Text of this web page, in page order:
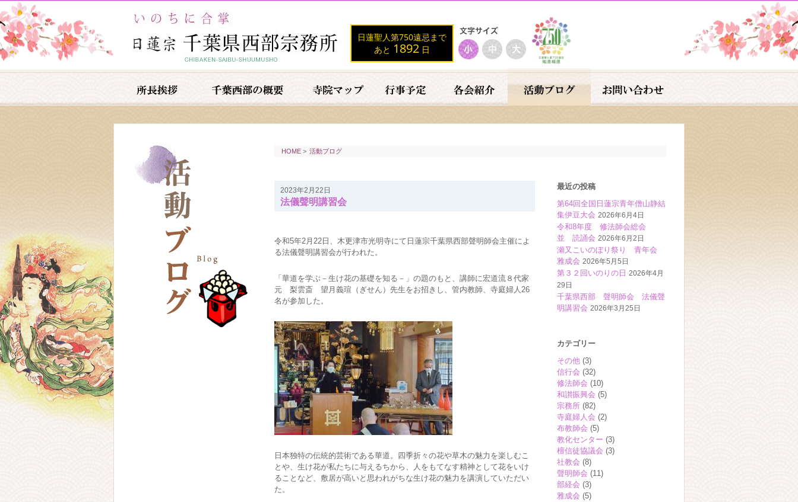
日蓮聖人第750遠忌まで
あと 1892 日
HOME > 活動ブログ
最近の投稿
第64回全国日蓮宗青年僧山静結
集伊豆大会 2026年6月4日
令和8年度 修法師会総会
並 読誦会 2026年6月2日
瀬又こいのぼり祭り 青年会
雅成会 2026年5月5日
第３２回いのりの日 2026年4月
29日
千葉県西部 聲明師会 法儀聲
明講習会 2026年3月25日
カテゴリー
その他 (3)
信行会 (32)
修法師会 (10)
和讃振興会 (5)
宗務所 (82)
寺庭婦人会 (2)
布教師会 (5)
教化センター (3)
檀信徒協議会 (3)
社教会 (8)
聲明師会 (11)
部経会 (3)
雅成会 (5)
2023年2月22日
法儀聲明講習会
令和5年2月22日、木更津市光明寺にて日蓮宗千葉県西部聲明師会主催によ
る法儀聲明講習会が行われた。
「華道を学ぶ－生け花の基礎を知る－」の題のもと、講師に宏道流８代家
元 梨雲斎 望月義瑄（ぎせん）先生をお招きし、管内教師、寺庭婦人26
名が参加した。
日本独特の伝統的芸術である華道。四季折々の花や草木の魅力を楽しむこ
とや、生け花が私たちに与えるちから、人をもてなす精神として花をいけ
ることなど、敷居が高いと思われがちな生け花の魅力を講演していただい
た。